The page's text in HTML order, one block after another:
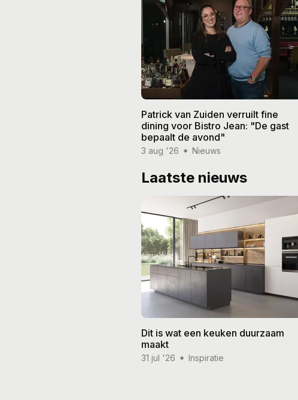
Patrick van Zuiden verruilt fine
dining voor Bistro Jean: "De gast
bepaalt de avond"
3 aug '26 Nieuws
Laatste nieuws
Dit is wat een keuken duurzaam
maakt
31 jul '26 Inspiratie